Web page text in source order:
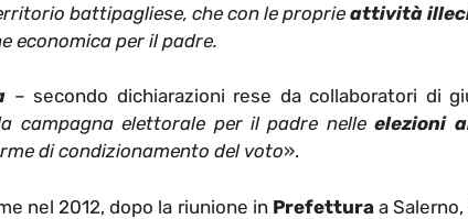
battipagliese, che con le proprie attività
economica per il padre.
– secondo dichiarazioni rese da collaboratori di
campagna elettorale per il padre nelleelezioni
di condizionamento del voto».
nel 2012, dopo la riunione in Prefetturaa